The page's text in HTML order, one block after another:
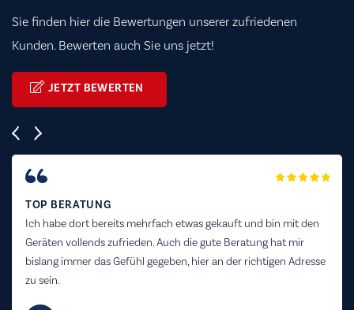
Sie finden hier die Bewertungen unserer zufriedenen
Kunden. Bewerten auch Sie uns jetzt!
JETZT BEWERTEN
TOP BERATUNG
Ich habe dort bereits mehrfach etwas gekauft und bin mit den
Geräten vollends zufrieden. Auch die gute Beratung hat mir
bislang immer das Gefühl gegeben, hier an der richtigen Adresse
zu sein.